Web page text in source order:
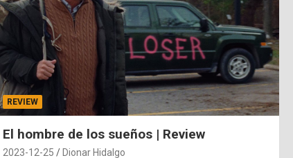
REVIEW
El hombre de los sueños | Review
2023-12-25 Dionar Hidalgo